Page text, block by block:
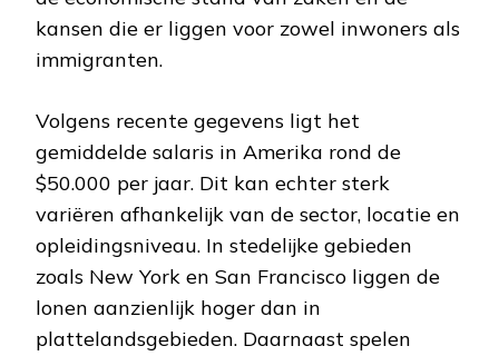
kansen die er liggen voor zowel inwoners als
immigranten.
Volgens recente gegevens ligt het
gemiddelde salaris in Amerika rond de
$50.000 per jaar. Dit kan echter sterk
variëren afhankelijk van de sector, locatie en
opleidingsniveau. In stedelijke gebieden
zoals New York en San Francisco liggen de
lonen aanzienlijk hoger dan in
plattelandsgebieden. Daarnaast spelen